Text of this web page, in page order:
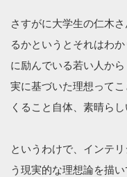
さすがに大学生の仁木
るかというとそれはわ
に励んでいる若い人か
実に基づいた理想って
くること自体、素晴らし
というわけで、インテ
う現実的な理想論を描